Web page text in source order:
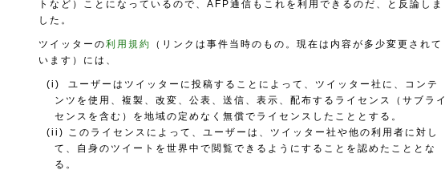
トなど）ことになっているので、AFP通信もこれを利用できるのだ、と反論しま
した。
ツイッターの利用規約
（リンクは事件当時のもの。現在は内容が多少変更されて
います）には、
(i) ユーザーはツイッターに投稿することによって、ツイッター社に、コンテ
ンツを使用、複製、改変、公表、送信、表示、配布するライセンス（サブライ
センスを含む）を地域の定めなく無償でライセンスしたこととする。
(ii) このライセンスによって、ユーザーは、ツイッター社や他の利用者に対し
て、自身のツイートを世界中で閲覧できるようにすることを認めたこととな
る。